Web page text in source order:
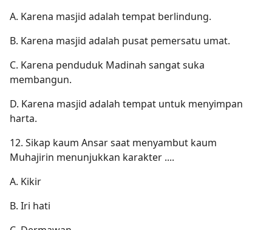
A. Karena masjid adalah tempat berlindung.
B. Karena masjid adalah pusat pemersatu umat.
C. Karena penduduk Madinah sangat suka
membangun.
D. Karena masjid adalah tempat untuk menyimpan
harta.
12. Sikap kaum Ansar saat menyambut kaum
Muhajirin menunjukkan karakter ....
A. Kikir
B. Iri hati